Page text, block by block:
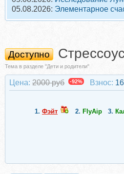
05.08.2026: Элементарное
Доступно
Тема в разделе "Дети и родители"
Цена: 2000 руб -92% Взнос:
1. Фэйт 2. FlyAip 3.